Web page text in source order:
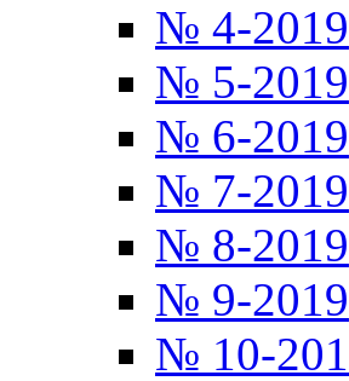
№ 4-2019
№ 5-2019
№ 6-2019
№ 7-2019
№ 8-2019
№ 9-2019
№ 10-